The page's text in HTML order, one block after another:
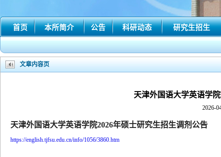
首页 本所简介 公告 科研动态 研究生招生
文章内容页
天津外国语大学英语学
2026-
天津外国语大学英语学院2026年硕士研究生招生调剂公告
https://english.tjfsu.edu.cn/info/1056/3860.htm